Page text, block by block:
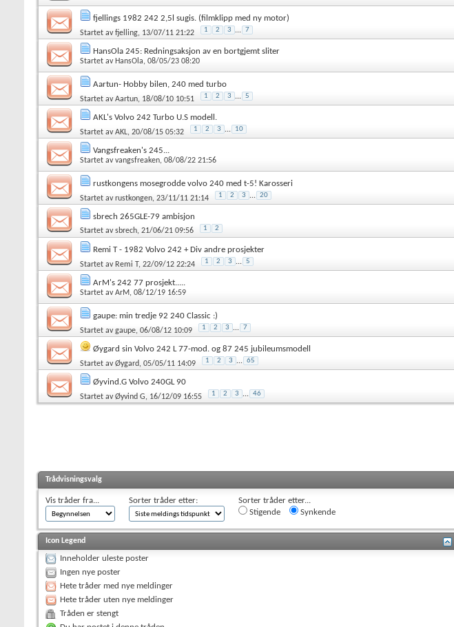
fjellings 1982 242 2,5l sugis. (filmklipp med ny motor)
Startet avfjelling, 13/07/11 21:22 1 2 3 ... 7
HansOla 245: Redningsaksjon av en bortgjemt sliter
Startet av HansOla, 08/05/23 08:20
Aartun- Hobby bilen, 240 med turbo
Startet avAartun, 18/08/10 10:51 1 2 3 ... 5
AKL's Volvo 242 Turbo U.S modell.
Startet avAKL, 20/08/15 05:32 1 2 3 ... 10
Vangsfreaken's 245...
Startet avvangsfreaken, 08/08/22 21:56
rustkongens mosegrodde volvo 240 med t-5! Karosseri
Startet avrustkongen, 23/11/11 21:14 1 2 3 ... 20
sbrech 265GLE-79 ambisjon
Startet avsbrech, 21/06/21 09:56 1 2
Remi T - 1982 Volvo 242 + Div andre prosjekter
Startet av Remi T, 22/09/12 22:24 1 2 3 ... 5
ArM's 242 77 prosjekt.....
Startet avArM, 08/12/19 16:59
gaupe: min tredje 92 240 Classic :)
Startet avgaupe, 06/08/12 10:09 1 2 3 ... 7
Øygard sin Volvo 242 L 77-mod. og 87 245 jubileumsmodell
Startet avØygard, 05/05/11 14:09 1 2 3 ... 65
Øyvind.G Volvo 240GL 90
Startet avØyvind G, 16/12/09 16:55 1 2 3 ... 46
Trådvisningsvalg
Vis tråder fra... Sorter tråder etter:
Sorter tråder etter...
Stigende
Synkende
Icon Legend
Inneholder uleste poster
Ingen nye poster
Hete tråder med nye meldinger
Hete tråder uten nye meldinger
Tråden er stengt